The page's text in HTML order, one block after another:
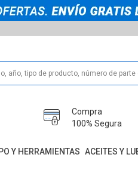
Compra
100% Segura
Y HERRAMIENTAS ACEITES Y